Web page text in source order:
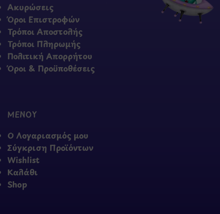
Ακυρώσεις
Όροι Επιστροφών
Τρόποι Αποστολής
Τρόποι Πληρωμής
Πολιτική Απορρήτου
Όροι & Προϋποθέσεις
ΜΕΝΟΥ
Ο Λογαριασμός μου
Σύγκριση Προϊόντων
Wishlist
Καλάθι
Shop